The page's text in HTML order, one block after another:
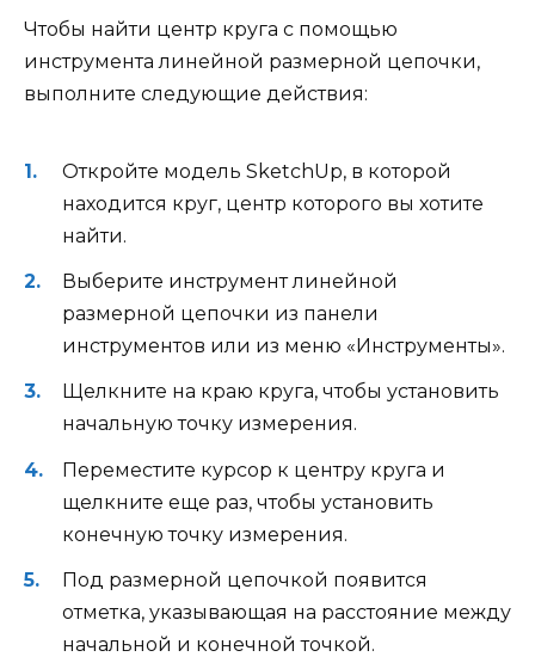
Чтобы найти центр круга с помощью
инструмента линейной размерной цепочки,
выполните следующие действия:
Откройте модель SketchUp, в которой
находится круг, центр которого вы хотите
найти.
Выберите инструмент линейной
размерной цепочки из панели
инструментов или из меню «Инструменты».
Щелкните на краю круга, чтобы установить
начальную точку измерения.
Переместите курсор к центру круга и
щелкните еще раз, чтобы установить
конечную точку измерения.
Под размерной цепочкой появится
отметка, указывающая на расстояние между
начальной и конечной точкой.